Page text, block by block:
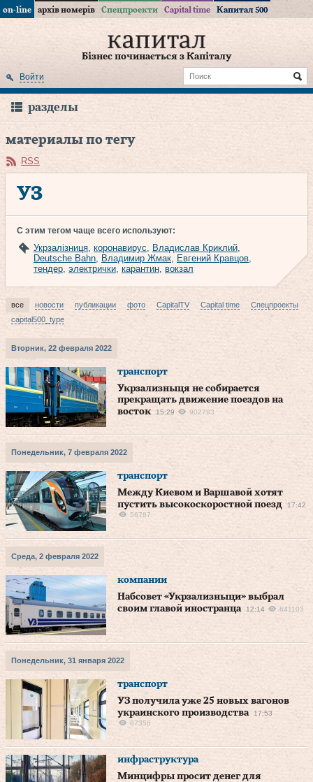
on-line архів номерів Спецпроекти Capital time Капитал 500
Бізнес починається з Капіталу
Войти
разделы
материалы по тегу
RSS
УЗ
С этим тегом чаще всего используют:
Укрзалізниця, коронавирус, Владислав Криклий,
Deutsche Bahn, Владимир Жмак, Евгений Кравцов,
тендер, электрички, карантин, вокзал
все новости публикации фото CapitalTV Capital time
Спецпроекты
capital500_type
Вторник, 22 февраля 2022
транспорт
Укрзализныця не собирается
прекращать движение поездов на
восток
15:29 902793
Понедельник, 7 февраля 2022
транспорт
Между Киевом и Варшавой хотят
пустить высокоскоростной поезд
17:42
56787
Среда, 2 февраля 2022
компании
Набсовет «Укрзализныци» выбрал
своим главой иностранца
12:14 641103
Понедельник, 31 января 2022
транспорт
УЗ получила уже 25 новых вагонов
украинского производства
17:53
87356
инфраструктура
Минцифры просит денег для